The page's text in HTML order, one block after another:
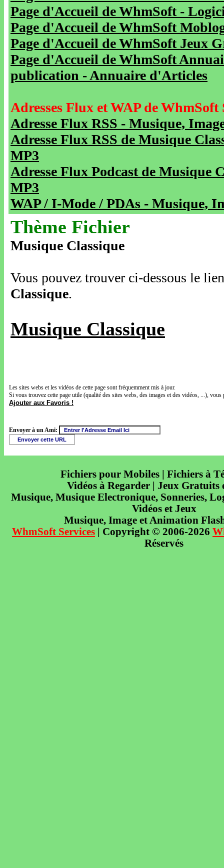
Page d'Accueil de WhmSoft -
Page d'Accueil de WhmSoft
Page d'Accueil de WhmSoft Jeux
Page d'Accueil de WhmSoft
publication - Annuaire d'Articles
Adresses Flux et WAP de WhmSoft
Adresse Flux RSS - Musique,
Adresse Flux RSS de Musique
MP3
Adresse Flux Podcast de Musique
MP3
WAP / I-Mode / PDAs - Musique,
Thème Fichier
Musique Classique
Vous pouvez trouver ci-dessous le
Classique.
Musique Classique
Les sites webs et les vidéos de cette page sont fréquemment mis à jour.
Si vous trouvez cette page utile (qualité des sites webs, des images et des vidéos, ...),
Ajouter aux Favoris !
Envoyer à un Ami:
Fichiers pour Mobiles | Fichiers à
Vidéos à Regarder | Jeux Gratuits
Musique, Musique Electronique, Sonneries,
Vidéos et Jeux
Musique, Image et Animation
WhmSoft Services | Copyright © 2006-2026
Réservés